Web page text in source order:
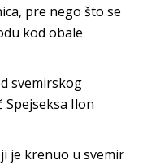
pre nego što se
kod obale
svemirskog
Ilon
je krenuo u svemir